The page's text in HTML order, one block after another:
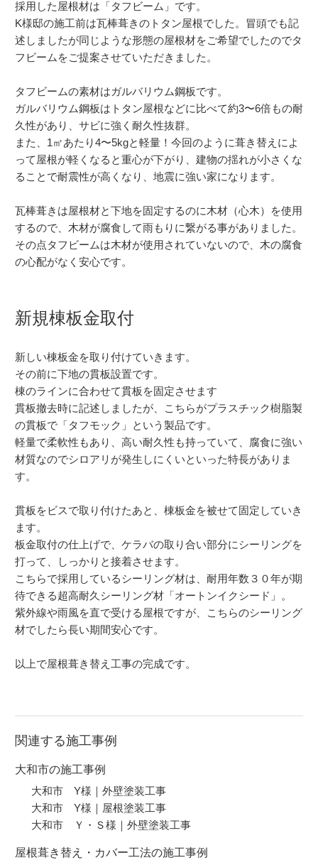
採用した屋根材は「タフビーム」です。
K様邸の施工前は瓦棒葺きのトタン屋根でした。冒頭でも記
述しましたが同じような形態の屋根材をご希望でしたのでタ
フビームをご提案させていただきました。
タフビームの素材はガルバリウム鋼板です。
ガルバリウム鋼板はトタン屋根などに比べて約3〜6倍もの耐
久性があり、サビに強く耐久性抜群。
また、1㎡あたり4〜5kgと軽量！今回のように葺き替えによ
って屋根が軽くなると重心が下がり、建物の揺れが小さくな
ることで耐震性が高くなり、地震に強い家になります。
瓦棒葺きは屋根材と下地を固定するのに木材（心木）を使用
するので、木材が腐食して雨もりに繋がる事がありました。
その点タフビームは木材が使用されていないので、木の腐食
の心配がなく安心です。
新規棟板金取付
新しい棟板金を取り付けていきます。
その前に下地の貫板設置です。
棟のラインに合わせて貫板を固定させます
貫板撤去時に記述しましたが、こちらがプラスチック樹脂製
の貫板で「タフモック」という製品です。
軽量で柔軟性もあり、高い耐久性も持っていて、腐食に強い
材質なのでシロアリが発生しにくいといった特長がありま
す。
貫板をビスで取り付けたあと、棟板金を被せて固定していき
ます。
板金取付の仕上げで、ケラバの取り合い部分にシーリングを
打って、しっかりと接着させます。
こちらで採用しているシーリング材は、耐用年数３０年が期
待できる超高耐久シーリング材「オートンイクシード」。
紫外線や雨風を直で受ける屋根ですが、こちらのシーリング
材でしたら長い期間安心です。
以上で屋根葺き替え工事の完成です。
関連する施工事例
大和市の施工事例
大和市 Y様｜外壁塗装工事
大和市 Y様｜屋根塗装工事
大和市 Ｙ・Ｓ様｜外壁塗装工事
屋根葺き替え・カバー工法の施工事例